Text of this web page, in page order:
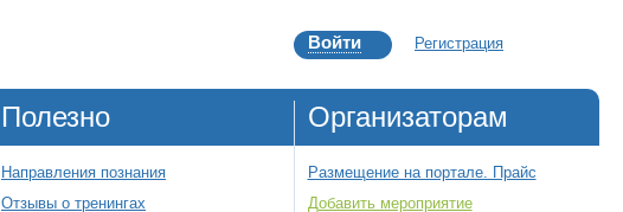
Войти Регистрация
Полезно
Направления познания
Отзывы о тренингах
Организаторам
Размещение на портале. Прайс
Добавить мероприятие